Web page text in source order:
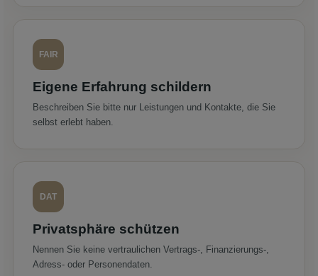
FAIR
Eigene Erfahrung schildern
Beschreiben Sie bitte nur Leistungen und Kontakte, die Sie
selbst erlebt haben.
DAT
Privatsphäre schützen
Nennen Sie keine vertraulichen Vertrags-, Finanzierungs-,
Adress- oder Personendaten.